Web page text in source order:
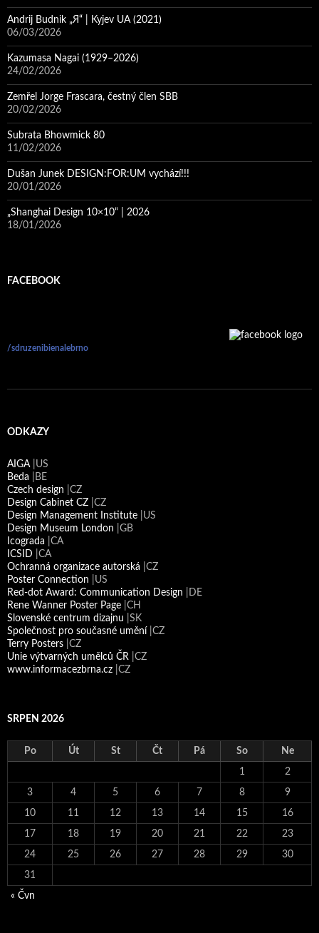
Andrij Budnik „Я“ | Kyjev UA (2021)
06/03/2026
Kazumasa Nagai (1929–2026)
24/02/2026
Zemřel Jorge Frascara, čestný člen SBB
20/02/2026
Subrata Bhowmick 80
11/02/2026
Dušan Junek DESIGN:FOR:UM vychází!!!
20/01/2026
„Shanghai Design 10×10“ | 2026
18/01/2026
FACEBOOK
/sdruzenibienalebrno
ODKAZY
AIGA|US
Beda |BE
Czech design |CZ
Design Cabinet CZ |CZ
Design Management Institute |US
Design Museum London |GB
Icograda |CA
ICSID |CA
Ochranná organizace autorská |CZ
Poster Connection |US
Red-dot Award: Communication Design |DE
Rene Wanner Poster Page |CH
Slovenské centrum dizajnu |SK
Společnost pro současné umění |CZ
Terry Posters |CZ
Unie výtvarných umělců ČR |CZ
www.informacezbrna.cz |CZ
SRPEN 2026
Po Út St Čt Pá So Ne
1 2
3 4 5 6 7 8 9
10 11 12 13 14 15 16
17 18 19 20 21 22 23
24 25 26 27 28 29 30
31
« Čvn